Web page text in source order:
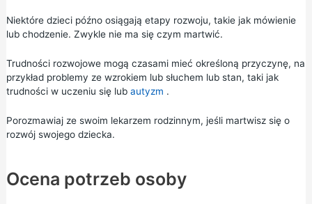
Niektóre dzieci późno osiągają etapy rozwoju, takie jak mówienie
lub chodzenie. Zwykle nie ma się czym martwić.
Trudności rozwojowe mogą czasami mieć określoną przyczynę, na
przykład problemy ze wzrokiem lub słuchem lub stan, taki jak
trudności w uczeniu się lub autyzm .
Porozmawiaj ze swoim lekarzem rodzinnym, jeśli martwisz się o
rozwój swojego dziecka.
Ocena potrzeb osoby